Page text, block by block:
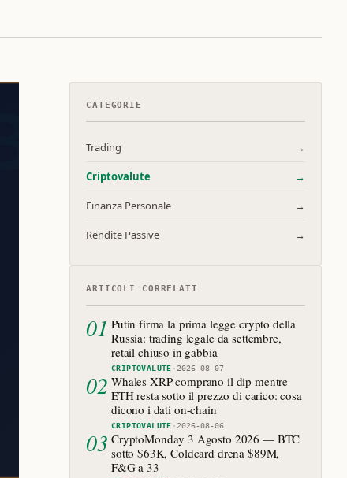
CATEGORIE
Trading →
Criptovalute →
Finanza Personale →
Rendite Passive →
ARTICOLI CORRELATI
01 Putin firma la prima legge crypto della
Russia: trading legale da settembre,
retail chiuso in gabbia
CRIPTOVALUTE ·2026-08-07
02 Whales XRP comprano il dip mentre
ETH resta sotto il prezzo di carico: cosa
dicono i dati on-chain
CRIPTOVALUTE ·2026-08-06
03 CryptoMonday 3 Agosto 2026 — BTC
sotto $63K, Coldcard drena $89M,
F&G a 33